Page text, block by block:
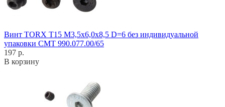
Винт TORX T15 M3,5x6,0x8,5 D=6 без индивидуальной
упаковки CMT 990.077.00/65
197 р.
В корзину